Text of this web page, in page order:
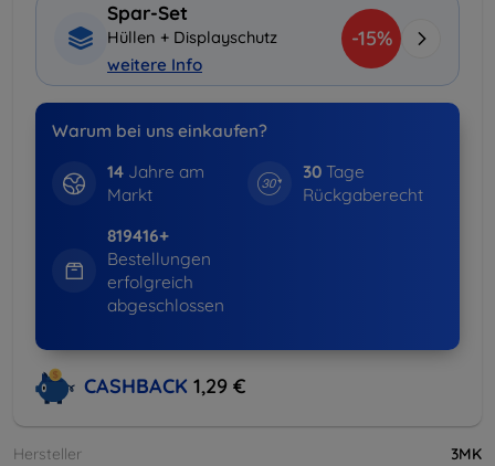
Spar-Set
Hüllen + Displayschutz
weitere Info
-15%
Warum bei uns einkaufen?
14Jahre am
Markt
30 Tage
Rückgaberecht
819416+
Bestellungen
erfolgreich
abgeschlossen
CASHBACK 1,29 €
Hersteller
3MK